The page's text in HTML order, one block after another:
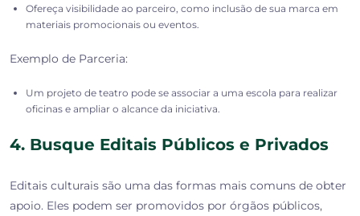
Ofereça visibilidade ao parceiro, como inclusão de sua marca em
materiais promocionais ou eventos.
Exemplo de Parceria:
Um projeto de teatro pode se associar a uma escola para realizar
oficinas e ampliar o alcance da iniciativa.
4. Busque Editais Públicos e Privados
Editais culturais são uma das formas mais comuns de obter
apoio. Eles podem ser promovidos por órgãos públicos,